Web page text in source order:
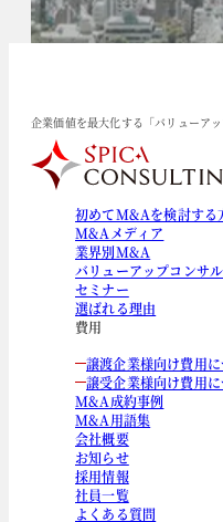
企業価値を最大化する「バリューア
初めてM&Aを検討する
M&Aメディア
業界別M&A
バリューアップコンサ
セミナー
選ばれる理由
費用
譲渡企業様向け費用
譲受企業様向け費用
M&A成約事例
M&A用語集
会社概要
お知らせ
採用情報
社員一覧
よくある質問